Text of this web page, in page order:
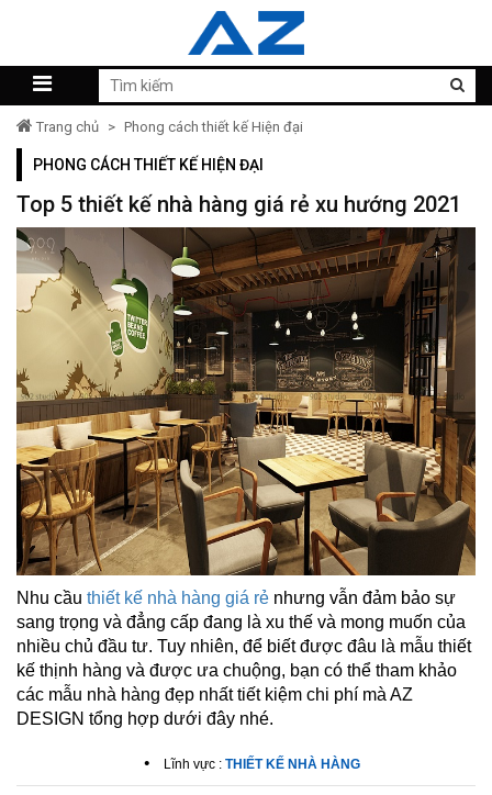
Trang chủ > Phong cách thiết kế Hiện đại
PHONG CÁCH THIẾT KẾ HIỆN ĐẠI
Top 5 thiết kế nhà hàng giá rẻ xu hướng 2021
Nhu cầu thiết kế nhà hàng giá rẻ nhưng vẫn đảm bảo sự
sang trọng và đẳng cấp đang là xu thế và mong muốn của
nhiều chủ đầu tư. Tuy nhiên, để biết được đâu là mẫu thiết
kế thịnh hàng và được ưa chuộng, bạn có thể tham khảo
các mẫu nhà hàng đẹp nhất tiết kiệm chi phí mà AZ
DESIGN tổng hợp dưới đây nhé.
• Lĩnh vực : THIẾT KẾ NHÀ HÀNG